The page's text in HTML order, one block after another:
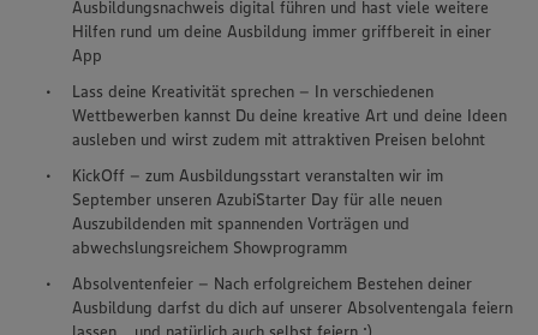
Ausbildungsnachweis digital führen und hast viele weitere
Hilfen rund um deine Ausbildung immer griffbereit in einer
App
Lass deine Kreativität sprechen – In verschiedenen
Wettbewerben kannst Du deine kreative Art und deine Ideen
ausleben und wirst zudem mit attraktiven Preisen belohnt
KickOff – zum Ausbildungsstart veranstalten wir im
September unseren AzubiStarter Day für alle neuen
Auszubildenden mit spannenden Vorträgen und
abwechslungsreichem Showprogramm
Absolventenfeier – Nach erfolgreichem Bestehen deiner
Ausbildung darfst du dich auf unserer Absolventengala feiern